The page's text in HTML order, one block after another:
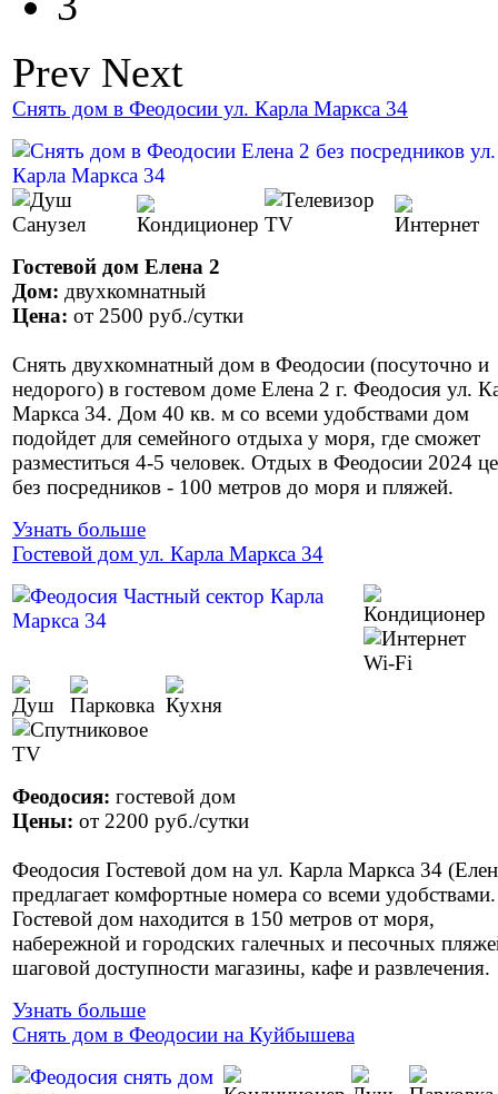
Prev Next
Снять дом в Феодосии ул. Карла Маркса 34
Гостевой дом Елена 2
Дом: двухкомнатный
Цена: от 2500 руб./сутки
Снять двухкомнатный дом в Феодосии (посуточно и
недорого) в гостевом доме Елена 2 г. Феодосия ул.
Маркса 34. Дом 40 кв. м со всеми удобствами дом
подойдет для семейного отдыха у моря, где сможет
разместиться 4-5 человек. Отдых в Феодосии 2024
без посредников - 100 метров до моря и пляжей.
Узнать больше
Гостевой дом ул. Карла Маркса 34
Феодосия: гостевой дом
Цены: от 2200 руб./сутки
Феодосия Гостевой дом на ул. Карла Маркса 34
предлагает комфортные номера со всеми удобствами.
Гостевой дом находится в 150 метров от моря,
набережной и городских галечных и песочных
шаговой доступности магазины, кафе и развлечения.
Узнать больше
Снять дом в Феодосии на Куйбышева